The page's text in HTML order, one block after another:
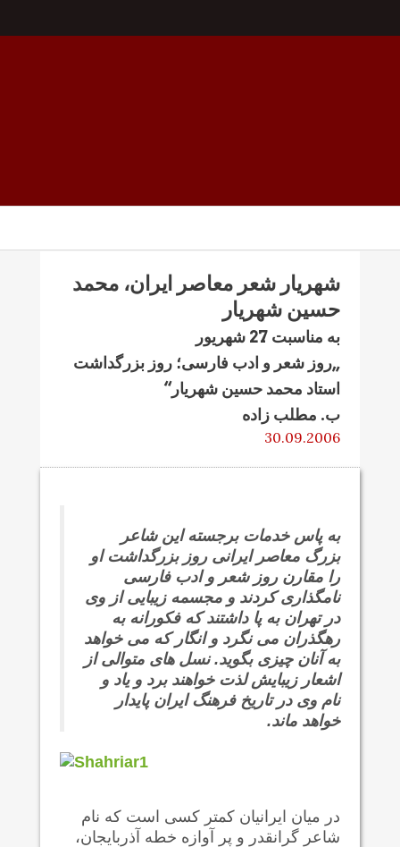
شهریار شعر معاصر ایران، محمد
حسین شهریار
به مناسبت 27 شهریور
„روز شعر و ادب فارسی؛ روز بزرگداشت
استاد محمد حسین شهریار“
ب. مطلب زاده
30.09.2006
به پاس خدمات برجسته این شاعر
بزرگ معاصر ایرانی روز بزرگداشت او
را مقارن روز شعر و ادب فارسی
نامگذاری کردند و مجسمه زیبایی از وی
در تهران به پا داشتند که فکورانه به
رهگذران می نگرد و انگار که می خواهد
به آنان چیزی بگوید. نسل های متوالی از
اشعار زیبایش لذت خواهند برد و یاد و
نام وی در تاریخ فرهنگ ایران پایدار
خواهد ماند.
در میان ایرانیان کمتر کسی است که نام
شاعر گرانقدر و پر آوازه خطه آذربایجان،